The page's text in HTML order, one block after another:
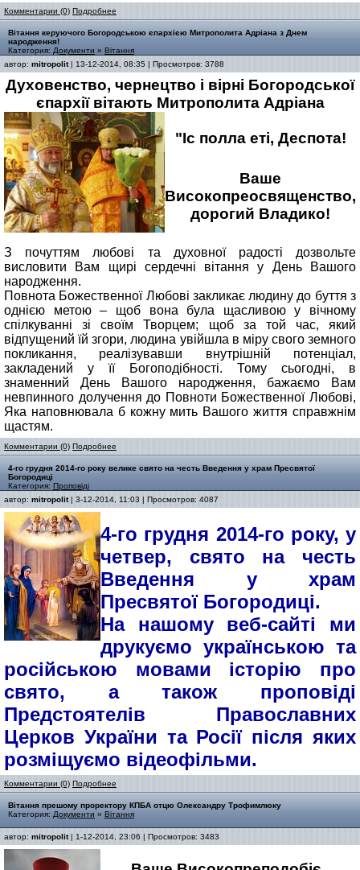
Комментарии (0) Подробнее
Вітання керуючого Богородською єпархією Митрополита Адріана з Днем
народження!
Категория: Документи » Вітання
автор: mitropolit| 13-12-2014, 08:35 | Просмотров: 3788
Духовенство, чернецтво і вірні Богородської
єпархії вітають Митрополита Адріана
"Іс полла еті, Деспота!
Ваше
Високопреосвященство,
дорогий Владико!
З почуттям любові та духовної радості дозвольте
висловити Вам щирі сердечні вітання у День Вашого
народження.
Повнота Божественної Любові закликає людину до буття з
однією метою – щоб вона була щасливою у вічному
спілкуванні зі своїм Творцем; щоб за той час, який
відпущений їй згори, людина увійшла в міру свого земного
покликання, реалізувавши внутрішній потенціал,
закладений у її Богоподібності. Тому сьогодні, в
знаменний День Вашого народження, бажаємо Вам
невпинного долучення до Повноти Божественної Любові,
Яка наповнювала б кожну мить Вашого життя справжнім
щастям.
Комментарии (0) Подробнее
4-го грудня 2014-го року велике свято на честь Введення у храм Пресвятої
Богородиці
Категория: Проповіді
автор: mitropolit| 3-12-2014, 11:03 | Просмотров: 4087
4-го грудня 2014-го року, у
четвер, свято на честь
Введення у храм
Пресвятої Богородиці.
На нашому веб-сайті ми
друкуємо українською та
російською мовами історію про
свято, а також проповіді
Предстоятелів Православних
Церков України та Росії після яких
розміщуємо відеофільми.
Комментарии (0) Подробнее
Вітання прешому проректору КПБА отцю Олександру Трофимлюку
Категория: Документи » Вітання
автор: mitropolit| 1-12-2014, 23:06 | Просмотров: 3483